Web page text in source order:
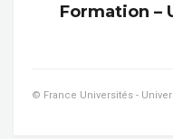
Formation –
© France Universités -